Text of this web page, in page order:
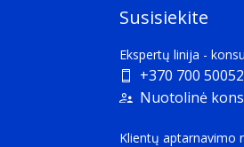
Susisiekite
Ekspertų linija -
+370 700 50052
Nuotolinė
Klientų aptarnavimo